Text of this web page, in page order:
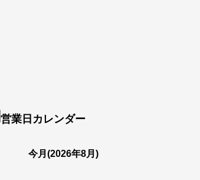
営業日カレンダー
今月(2026年8月)